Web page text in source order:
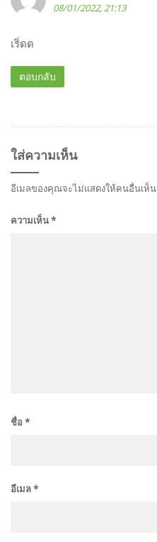
08/01/2022, 21:13
เริ่ดด
ตอบกลับ
ใส่ความเห็น
อีเมลของคุณจะไม่แสดงให้คนอื่นเห็น
ความเห็น*
ชื่อ*
อีเมล*